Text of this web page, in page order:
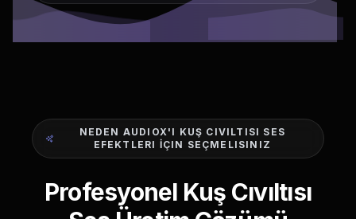
NEDEN AUDIOX'I KUŞ CIVILTISI SES
EFEKTLERI İÇIN SEÇMELISINIZ
Profesyonel Kuş Cıvıltısı